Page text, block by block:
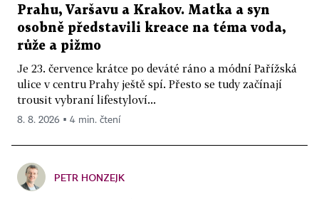
Prahu, Varšavu a Krakov. Matka a syn
osobně představili kreace na téma voda,
růže a pižmo
Je 23. července krátce po deváté ráno a módní Pařížská
ulice v centru Prahy ještě spí. Přesto se tudy začínají
trousit vybraní lifestyloví...
8. 8. 2026 ▪ 4 min. čtení
PETR HONZEJK